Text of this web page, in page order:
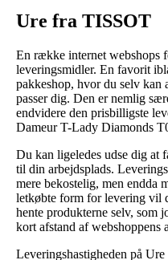
Ure fra TISSOT
En række internet webshops
leveringsmidler. En favorit
pakkeshop, hvor du selv kan
passer dig. Den er nemlig
endvidere den prisbilligste
Dameur T-Lady Diamonds
Du kan ligeledes udse dig at
til din arbejdsplads.
mere bekostelig, men endda
letkøbte form for levering vil
hente produkterne selv, som
kort afstand af webshoppens
Leveringshastigheden på